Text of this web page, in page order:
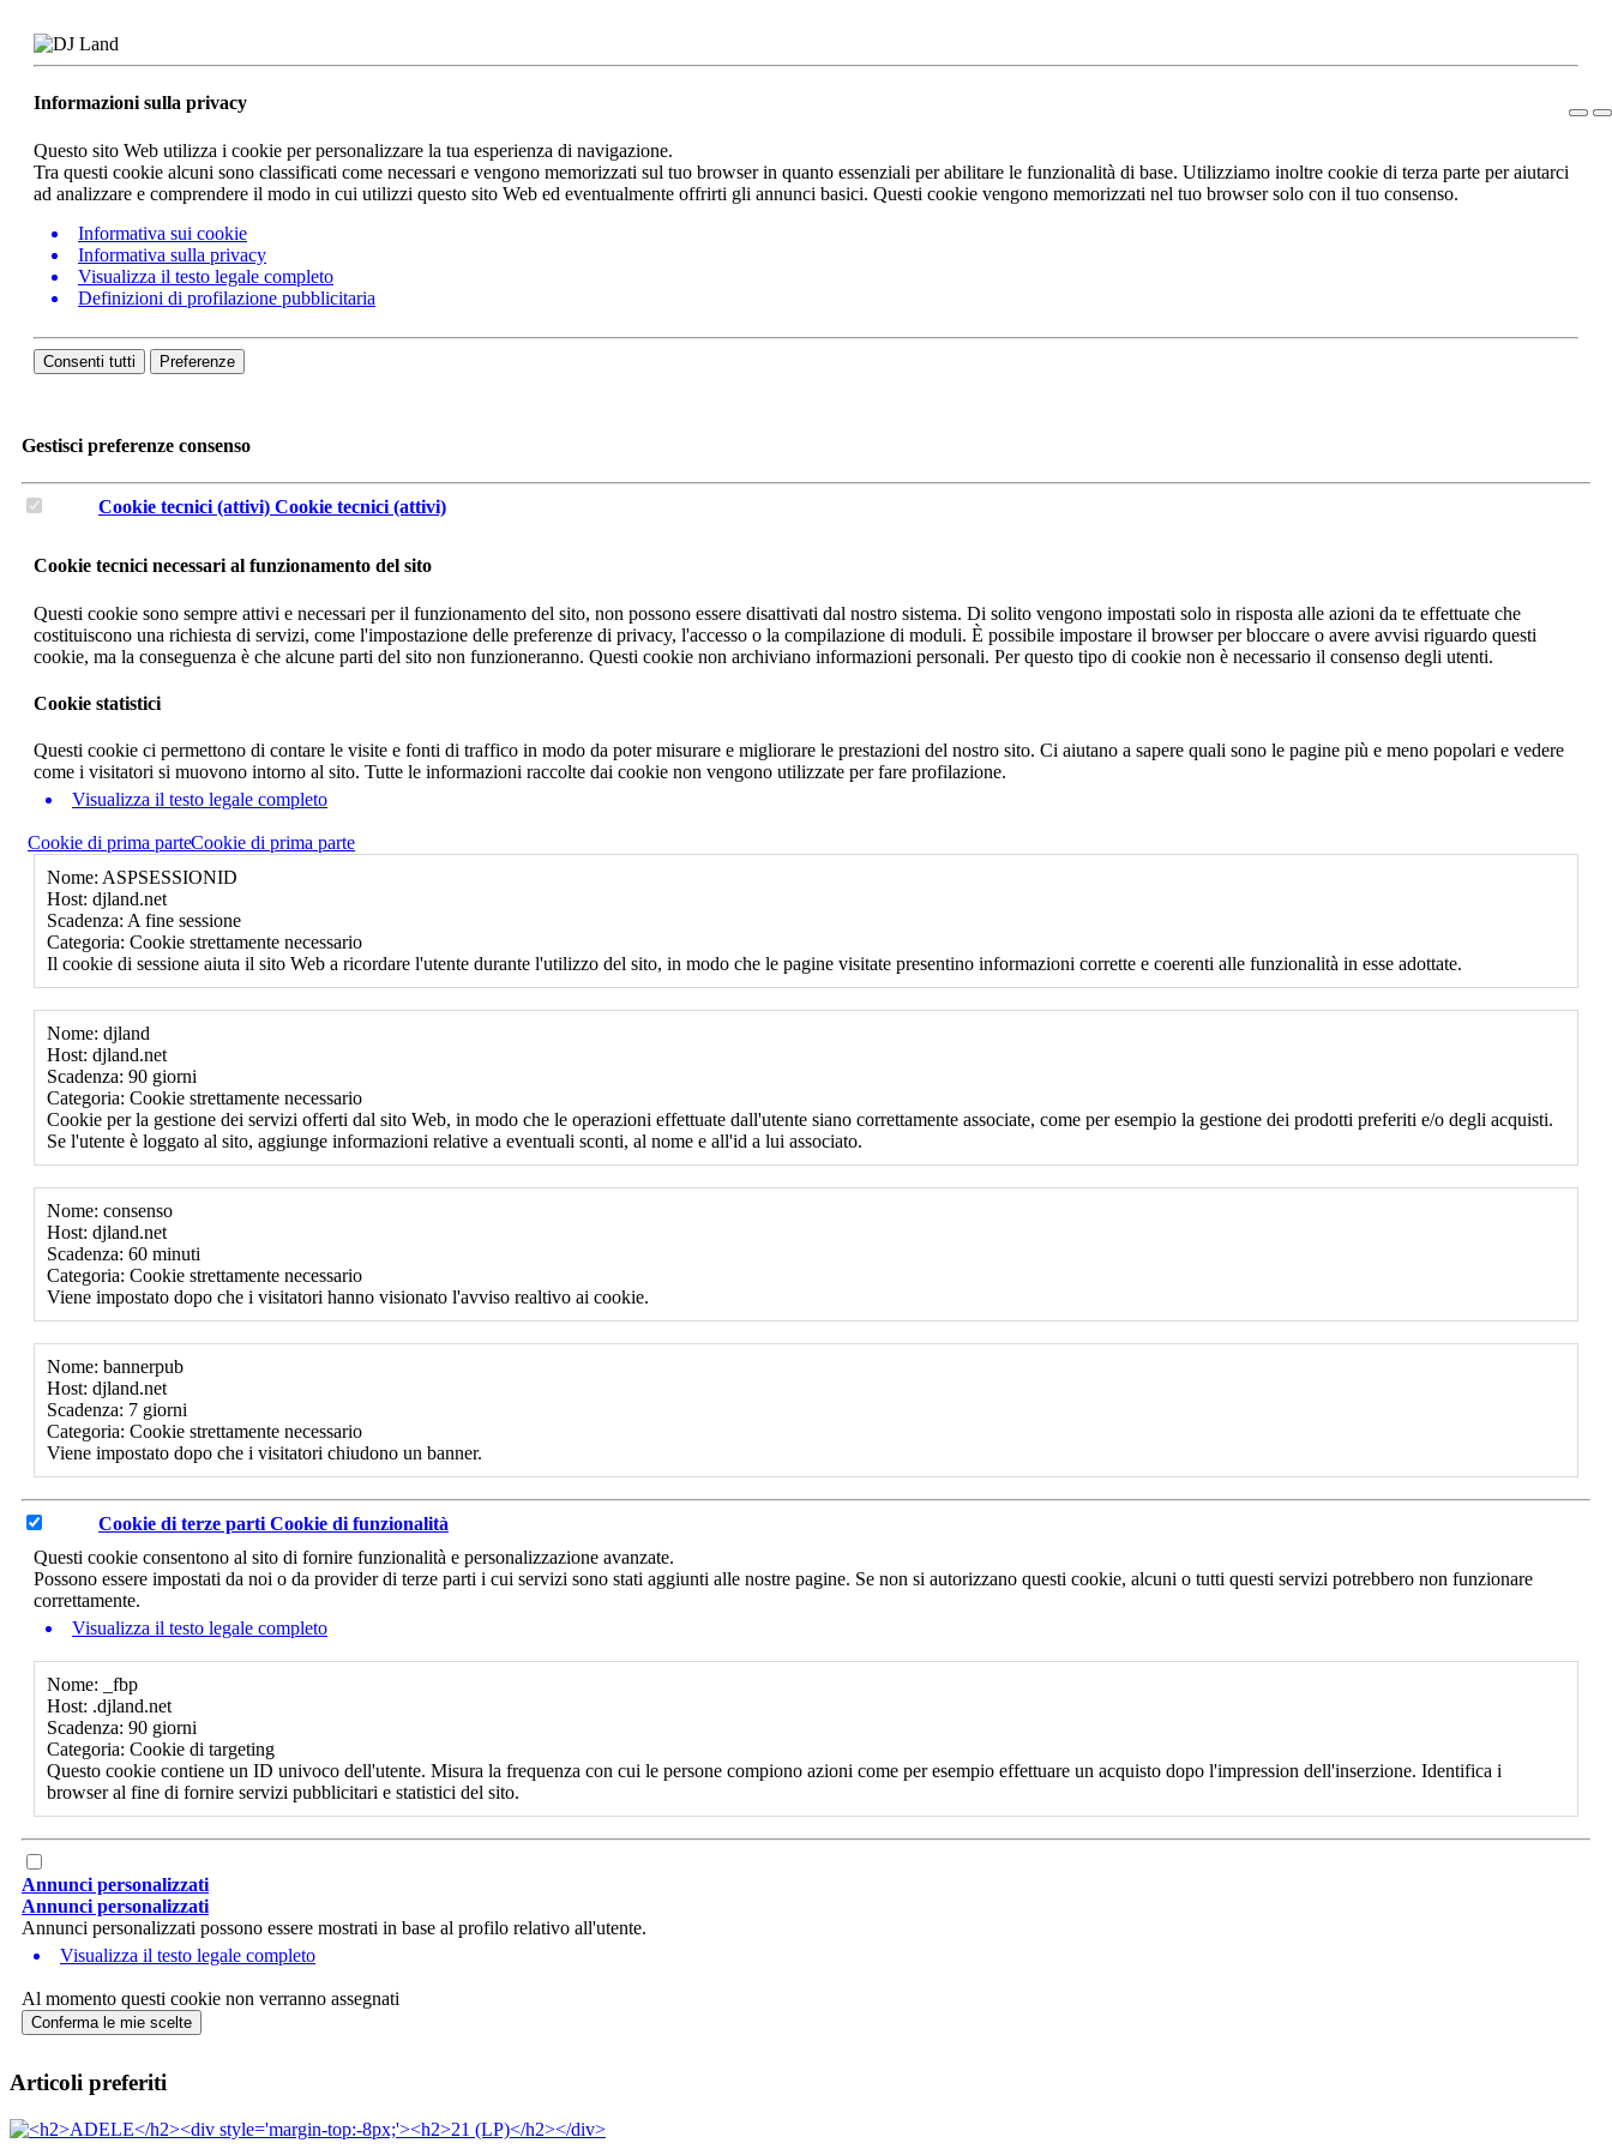
Informazioni sulla privacy
Questo sito Web utilizza i cookie per personalizzare la tua esperienza di navigazione.
Tra questi cookie alcuni sono classificati come necessari e vengono memorizzati sul tuo browser in quanto essenziali per abilitare le funzionalità di base. Utilizziamo inoltre cookie di terza parte per aiutarci
ad analizzare e comprendere il modo in cui utilizzi questo sito Web ed eventualmente offrirti gli annunci basici. Questi cookie vengono memorizzati nel tuo browser solo con il tuo consenso.
Informativa sui cookie
Informativa sulla privacy
Visualizza il testo legale completo
Definizioni di profilazione pubblicitaria
Consenti tutti Preferenze
Gestisci preferenze consenso
Cookie tecnici (attivi) Cookie tecnici (attivi)
Cookie tecnici necessari al funzionamento del sito
Questi cookie sono sempre attivi e necessari per il funzionamento del sito, non possono essere disattivati dal nostro sistema. Di solito vengono impostati solo in risposta alle azioni da te effettuate che
costituiscono una richiesta di servizi, come l'impostazione delle preferenze di privacy, l'accesso o la compilazione di moduli. È possibile impostare il browser per bloccare o avere avvisi riguardo questi
cookie, ma la conseguenza è che alcune parti del sito non funzioneranno. Questi cookie non archiviano informazioni personali. Per questo tipo di cookie non è necessario il consenso degli utenti.
Cookie statistici
Questi cookie ci permettono di contare le visite e fonti di traffico in modo da poter misurare e migliorare le prestazioni del nostro sito. Ci aiutano a sapere quali sono le pagine più e meno popolari e vedere
come i visitatori si muovono intorno al sito. Tutte le informazioni raccolte dai cookie non vengono utilizzate per fare profilazione.
Visualizza il testo legale completo
Cookie di prima parteCookie di prima parte
Nome: ASPSESSIONID
Host: djland.net
Scadenza: A fine sessione
Categoria: Cookie strettamente necessario
Il cookie di sessione aiuta il sito Web a ricordare l'utente durante l'utilizzo del sito, in modo che le pagine visitate presentino informazioni corrette e coerenti alle funzionalità in esse adottate.
Nome: djland
Host: djland.net
Scadenza: 90 giorni
Categoria: Cookie strettamente necessario
Cookie per la gestione dei servizi offerti dal sito Web, in modo che le operazioni effettuate dall'utente siano correttamente associate, come per esempio la gestione dei prodotti preferiti e/o degli acquisti.
Se l'utente è loggato al sito, aggiunge informazioni relative a eventuali sconti, al nome e all'id a lui associato.
Nome: consenso
Host: djland.net
Scadenza: 60 minuti
Categoria: Cookie strettamente necessario
Viene impostato dopo che i visitatori hanno visionato l'avviso realtivo ai cookie.
Nome: bannerpub
Host: djland.net
Scadenza: 7 giorni
Categoria: Cookie strettamente necessario
Viene impostato dopo che i visitatori chiudono un banner.
Cookie di terze parti Cookie di funzionalità
Questi cookie consentono al sito di fornire funzionalità e personalizzazione avanzate.
Possono essere impostati da noi o da provider di terze parti i cui servizi sono stati aggiunti alle nostre pagine. Se non si autorizzano questi cookie, alcuni o tutti questi servizi potrebbero non funzionare
correttamente.
Visualizza il testo legale completo
Nome: _fbp
Host: .djland.net
Scadenza: 90 giorni
Categoria: Cookie di targeting
Questo cookie contiene un ID univoco dell'utente. Misura la frequenza con cui le persone compiono azioni come per esempio effettuare un acquisto dopo l'impression dell'inserzione. Identifica i
browser al fine di fornire servizi pubblicitari e statistici del sito.
Annunci personalizzati
Annunci personalizzati
Annunci personalizzati possono essere mostrati in base al profilo relativo all'utente.
Visualizza il testo legale completo
Al momento questi cookie non verranno assegnati
Conferma le mie scelte
Articoli preferiti